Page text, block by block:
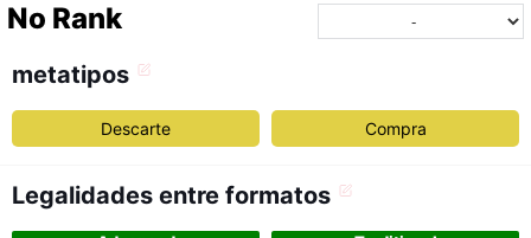
No Rank
metatipos
Descarte Compra
Legalidades entre formatos